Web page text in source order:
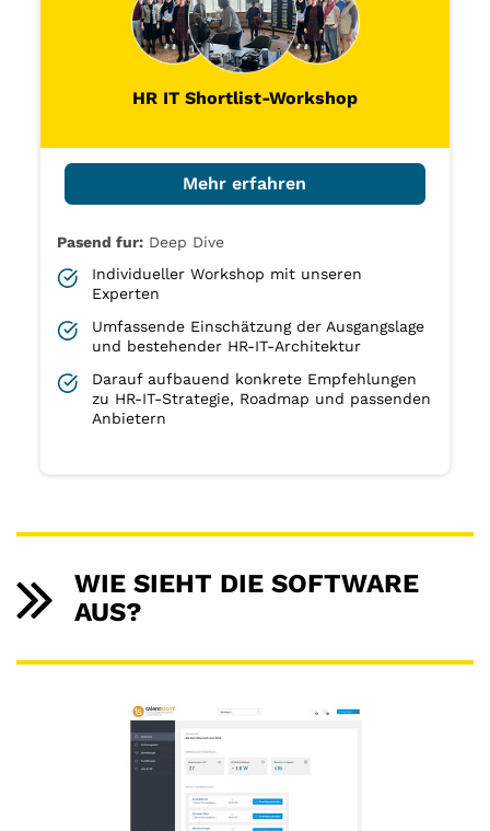
HR IT Shortlist-Workshop
Mehr erfahren
Pasend fur: Deep Dive
Individueller Workshop mit unseren
Experten
Umfassende Einschätzung der Ausgangslage
und bestehender HR-IT-Architektur
Darauf aufbauend konkrete Empfehlungen
zu HR-IT-Strategie, Roadmap und passenden
Anbietern
WIE SIEHT DIE SOFTWARE
AUS?